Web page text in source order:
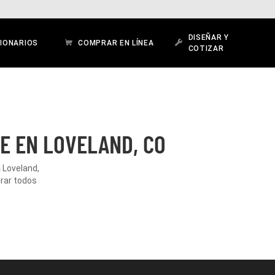
COMPRAR EN LÍNEA
DISEÑAR Y
COTIZAR
EN LOVELAND, CO
todos